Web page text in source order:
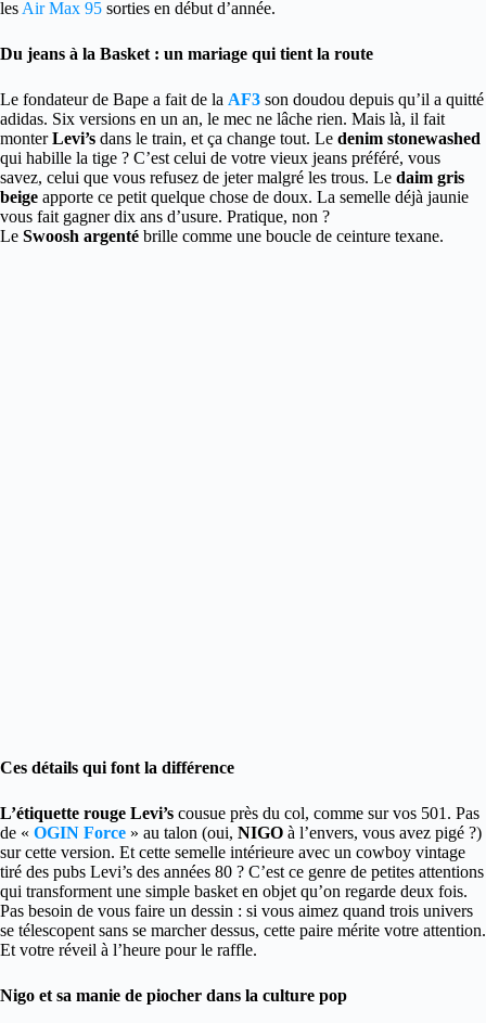
les Air Max 95 sorties en début d’année.
Du jeans à la Basket : un mariage qui tient la route
Le fondateur de Bape a fait de la AF3 son doudou depuis qu’il a quitté
adidas. Six versions en un an, le mec ne lâche rien. Mais là, il fait
monterLevi’s dans le train, et ça change tout. Le denim stonewashed
qui habille la tige ? C’est celui de votre vieux jeans préféré, vous
savez, celui que vous refusez de jeter malgré les trous. Le daim gris
beige apporte ce petit quelque chose de doux. La semelle déjà jaunie
vous fait gagner dix ans d’usure. Pratique, non ?
Le Swoosh argenté brille comme une boucle de ceinture texane.
Ces détails qui font la différence
L’étiquette rouge Levi’s cousue près du col, comme sur vos 501. Pas
de « OGIN Force » au talon (oui, NIGO à l’envers, vous avez pigé ?)
sur cette version. Et cette semelle intérieure avec un cowboy vintage
tiré des pubs Levi’s des années 80 ? C’est ce genre de petites attentions
qui transforment une simple basket en objet qu’on regarde deux fois.
Pas besoin de vous faire un dessin : si vous aimez quand trois univers
se télescopent sans se marcher dessus, cette paire mérite votre attention.
Et votre réveil à l’heure pour le raffle.
Nigo et sa manie de piocher dans la culture pop